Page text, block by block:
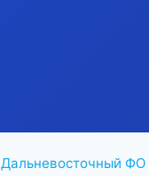
Дальневосточный ФО